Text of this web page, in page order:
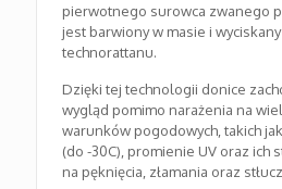
pierwotnego surowca zwanego
jest barwiony w masie i
technorattanu.
Dzięki tej technologii donice
wygląd pomimo narażenia na
warunków pogodowych, takich
(do -30C), promienie UV oraz ich
na pęknięcia, złamania oraz